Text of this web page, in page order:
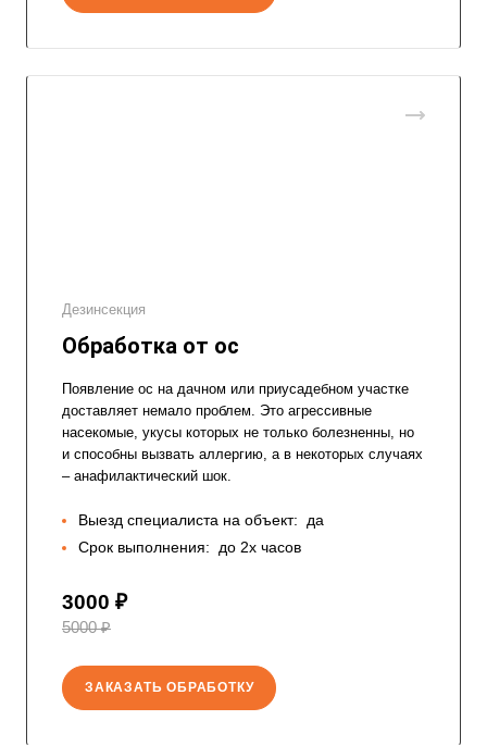
Дезинсекция
Обработка от ос
Появление ос на дачном или приусадебном участке
доставляет немало проблем. Это агрессивные
насекомые, укусы которых не только болезненны, но
и способны вызвать аллергию, а в некоторых случаях
– анафилактический шок.
Выезд специалиста на объект:
да
Срок выполнения:
до 2х часов
3000 ₽
5000 ₽
ЗАКАЗАТЬ ОБРАБОТКУ